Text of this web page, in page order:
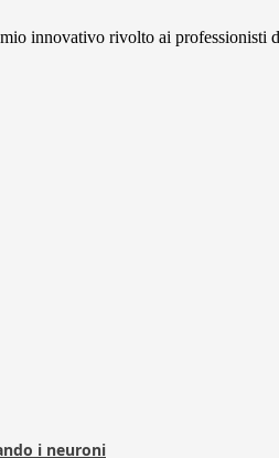
innovativo rivolto ai professionisti
i neuroni